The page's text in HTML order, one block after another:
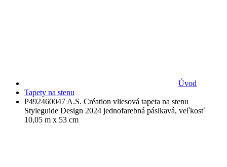
Úvod
Tapety na stenu
P492460047 A.S. Création vliesová tapeta na stenu
Styleguide Design 2024 jednofarebná pásikavá, veľkosť
10,05 m x 53 cm